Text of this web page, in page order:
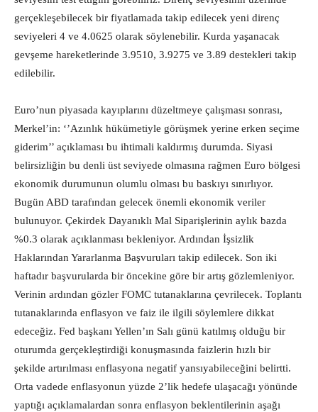
gerçekleşebilecek bir fiyatlamada takip edilecek yeni direnç
seviyeleri 4 ve 4.0625 olarak söylenebilir. Kurda yaşanacak
gevşeme hareketlerinde 3.9510, 3.9275 ve 3.89 destekleri takip
edilebilir.
Euro’nun piyasada kayıplarını düzeltmeye çalışması sonrası,
Merkel’in: ‘’Azınlık hükümetiyle görüşmek yerine erken seçime
giderim’’ açıklaması bu ihtimali kaldırmış durumda. Siyasi
belirsizliğin bu denli üst seviyede olmasına rağmen Euro bölgesi
ekonomik durumunun olumlu olması bu baskıyı sınırlıyor.
Bugün ABD tarafından gelecek önemli ekonomik veriler
bulunuyor. Çekirdek Dayanıklı Mal Siparişlerinin aylık bazda
%0.3 olarak açıklanması bekleniyor. Ardından İşsizlik
Haklarından Yararlanma Başvuruları takip edilecek. Son iki
haftadır başvurularda bir öncekine göre bir artış gözlemleniyor.
Verinin ardından gözler FOMC tutanaklarına çevrilecek. Toplantı
tutanaklarında enflasyon ve faiz ile ilgili söylemlere dikkat
edeceğiz. Fed başkanı Yellen’ın Salı günü katılmış olduğu bir
oturumda gerçekleştirdiği konuşmasında faizlerin hızlı bir
şekilde artırılması enflasyona negatif yansıyabileceğini belirtti.
Orta vadede enflasyonun yüzde 2’lik hedefe ulaşacağı yönünde
yaptığı açıklamalardan sonra enflasyon beklentilerinin aşağı